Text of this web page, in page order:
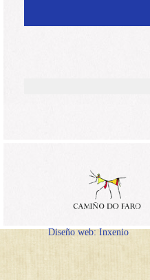
Diseño web: Inxenio